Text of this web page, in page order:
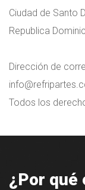
Ciudad de Santo
Republica
Dirección de
Todos los
¿Por qué